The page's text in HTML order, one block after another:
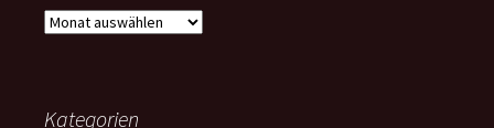
A
iKategorien